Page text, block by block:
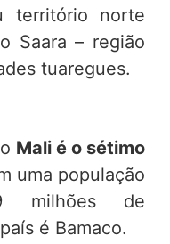
território norte
Saara – região
tuaregues.
Mali é o sétimo
uma população
milhões de
é Bamaco.